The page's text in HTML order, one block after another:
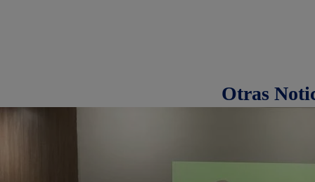
Otras